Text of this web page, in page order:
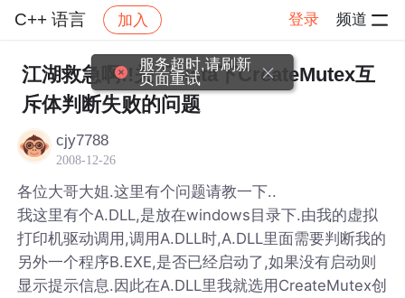
C++ 语言 加入 登录 频道
社区 C++ 语言 帖子详情
江湖救急啊!!关于vista下CreateMutex互
斥体判断失败的问题
cjy7788
2008-12-26
各位大哥大姐.这里有个问题请教一下..
我这里有个A.DLL,是放在windows目录下.由我的虚拟
打印机驱动调用,调用A.DLL时,A.DLL里面需要判断我的
另外一个程序B.EXE,是否已经启动了,如果没有启动则
显示提示信息.因此在A.DLL里我就选用CreateMutex创
服务超时,请刷新
页面重试